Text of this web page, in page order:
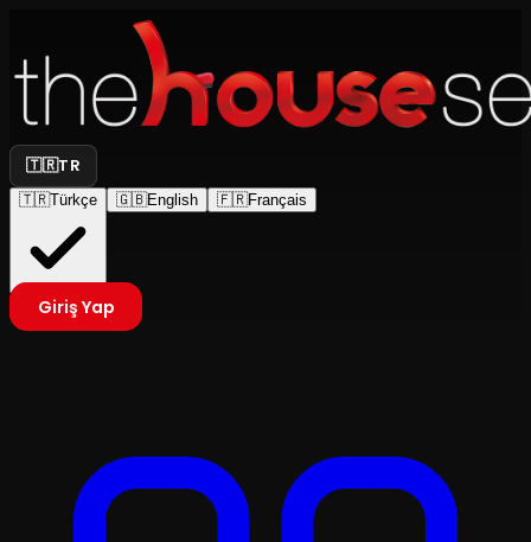
🇹🇷TR
🇹🇷Türkçe 🇬🇧English 🇫🇷Français
Giriş Yap